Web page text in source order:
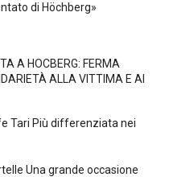
di Höchberg»
A HÖCBERG: FERMA
ALLA VITTIMA E AI
Tari Più differenziata nei
Una grande occasione